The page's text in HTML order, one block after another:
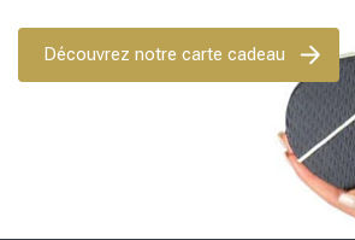
Découvrez notre carte cadeau